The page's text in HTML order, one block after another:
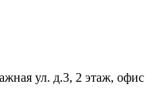
ул. д.3, 2 этаж, офис